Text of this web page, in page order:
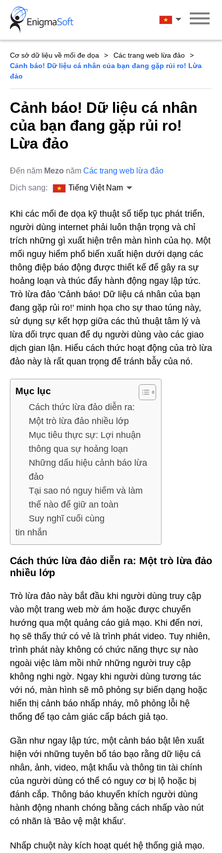
Skip
content
Tiếng Việt
Cơ sở dữ liệu về mối đe dọa
Các trang web lừa đảo
Cảnh báo! Dữ liệu cá nhân của bạn đang gặp rủi ro! Lừa
đảo
Cảnh báo! Dữ liệu cá nhân
của bạn đang gặp rủi ro!
Lừa đảo
Đến năm Mezo năm Các trang web lừa đảo
Dịch sang:
Tiếng Việt Nam
Khi các mối đe dọa kỹ thuật số tiếp tục phát triển,
người dùng internet phải luôn thận trọng và chỉ
trích những gì xuất hiện trên màn hình của họ. Một
mối nguy hiểm phổ biến xuất hiện dưới dạng các
thông điệp báo động được thiết kế để gây ra sự
hoảng loạn và thúc đẩy hành động ngay lập tức.
Trò lừa đảo 'Cảnh báo! Dữ liệu cá nhân của bạn
đang gặp rủi ro!' minh họa cho sự thao túng này,
sử dụng sự kết hợp giữa các thủ thuật tâm lý và
lừa dối trực quan để dụ người dùng vào các giao
dịch gian lận. Hiểu cách thức hoạt động của trò lừa
đảo này là rất quan trọng để tránh bẫy của nó.
Mục lục
Cách thức lừa đảo diễn ra:
Một trò lừa đảo nhiều lớp
Mục tiêu thực sự: Lợi nhuận
thông qua sự hoảng loạn
Những dấu hiệu cảnh báo lừa
đảo
Tại sao nó nguy hiểm và làm
thế nào để giữ an toàn
Suy nghĩ cuối cùng
tin nhắn
Cách thức lừa đảo diễn ra: Một trò lừa đảo
nhiều lớp
Trò lừa đảo này bắt đầu khi người dùng truy cập
vào một trang web mờ ám hoặc được chuyển
hướng qua một quảng cáo giả mạo. Khi đến nơi,
họ sẽ thấy thứ có vẻ là trình phát video. Tuy nhiên,
trình phát này không có chức năng thực sự nào
ngoài việc làm mồi nhử những người truy cập
không nghi ngờ. Ngay khi người dùng tương tác
với nó, màn hình sẽ mô phỏng sự biến dạng hoặc
hiển thị cảnh báo nhấp nháy, mô phỏng lỗi hệ
thống để tạo cảm giác cấp bách giả tạo.
Gần như ngay lập tức, một cảnh báo bật lên xuất
hiện với những tuyên bố táo bạo rằng dữ liệu cá
nhân, ảnh, video, mật khẩu và thông tin tài chính
của người dùng có thể có nguy cơ bị lộ hoặc bị
đánh cắp. Thông báo khuyến khích người dùng
hành động nhanh chóng bằng cách nhấp vào nút
có nhãn là 'Bảo vệ mật khẩu'.
Nhấp chuột này kích hoạt quét hệ thống giả mạo.